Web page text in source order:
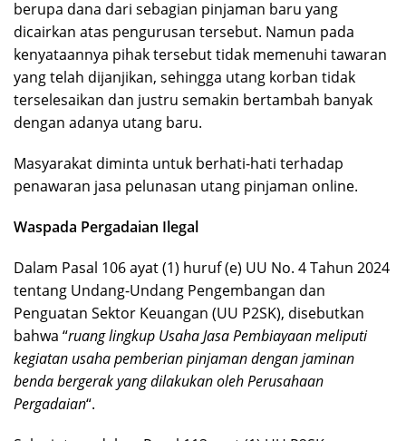
berupa dana dari sebagian pinjaman baru yang
dicairkan atas pengurusan tersebut. Namun pada
kenyataannya pihak tersebut tidak memenuhi tawaran
yang telah dijanjikan, sehingga utang korban tidak
terselesaikan dan justru semakin bertambah banyak
dengan adanya utang baru.
Masyarakat diminta untuk berhati-hati terhadap
penawaran jasa pelunasan utang pinjaman online.
Waspada Pergadaian Ilegal
Dalam Pasal 106 ayat (1) huruf (e) UU No. 4 Tahun 2024
tentang Undang-Undang Pengembangan dan
Penguatan Sektor Keuangan (UU P2SK), disebutkan
bahwa “ruang lingkup Usaha Jasa Pembiayaan meliputi
kegiatan usaha pemberian pinjaman dengan jaminan
benda bergerak yang dilakukan oleh Perusahaan
Pergadaian“.